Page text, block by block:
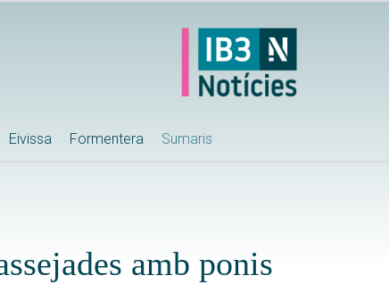
Eivissa Formentera Sumaris
amb ponis